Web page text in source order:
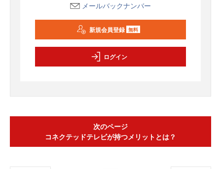
メールバックナンバー
新規会員登録 無料
ログイン
次のページ
コネクテッドテレビが持つメリットとは？